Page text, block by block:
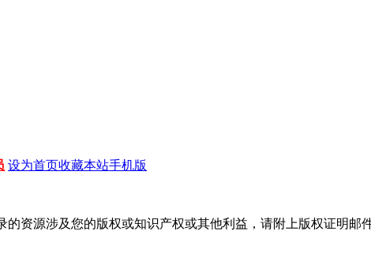
设为首页收藏本站手机版
资源涉及您的版权或知识产权或其他利益，请附上版权证明邮